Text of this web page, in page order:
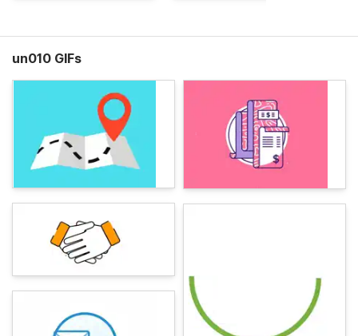
un010 GIFs